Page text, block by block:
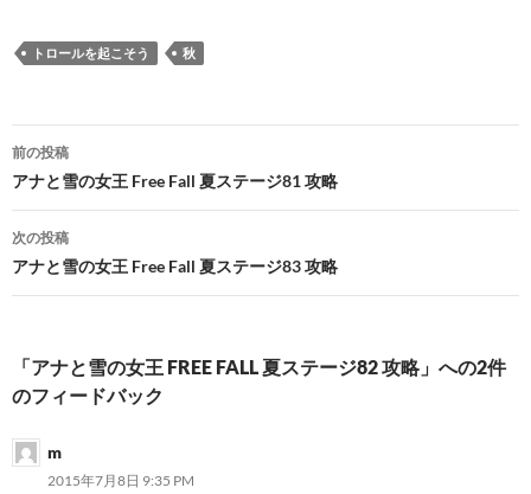
トロールを起こそう 秋
投
稿
ナ
ビ
ゲ
ー
シ
ョ
ン
前の投稿
アナと雪の女王 Free Fall 夏ステージ81 攻略
次の投稿
アナと雪の女王 Free Fall 夏ステージ83 攻略
「アナと雪の女王 FREE FALL 夏ステージ82 攻略」への2件
のフィードバック
m
2015年7月8日 9:35 PM